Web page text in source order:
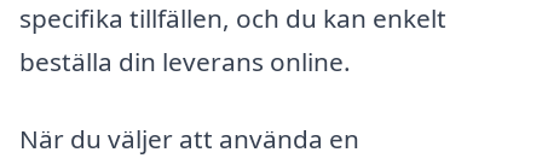
specifika tillfällen, och du kan enkelt
beställa din leverans online.
När du väljer att använda en